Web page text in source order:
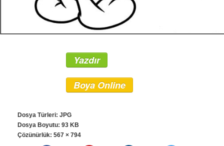
Yazdır
Boya Online
Dosya Türleri: JPG
Dosya Boyutu: 93 KB
Çözünürlük: 567 × 794